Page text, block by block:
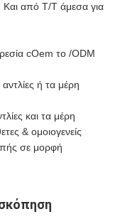
Και από T/T άμεσα για
cOem το /ODM
ή τα μέρη
και τα μέρη
& ομοιογενείς
σε μορφή